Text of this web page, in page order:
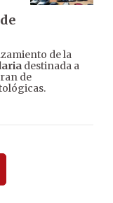
de la
destinada a
de